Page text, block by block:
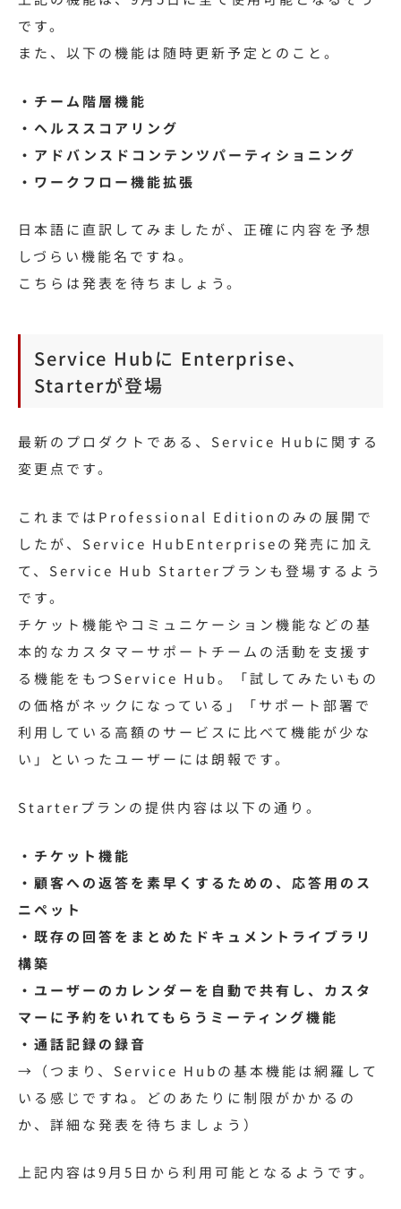
です。
また、以下の機能は随時更新予定とのこと。
・チーム階層機能
・ヘルススコアリング
・アドバンスドコンテンツパーティショニング
・ワークフロー機能拡張
日本語に直訳してみましたが、正確に内容を予想
しづらい機能名ですね。
こちらは発表を待ちましょう。
Service Hubに Enterprise、
Starterが登場
最新のプロダクトである、Service Hubに関する
変更点です。
これまではProfessional Editionのみの展開で
したが、Service HubEnterpriseの発売に加え
て、Service Hub Starterプランも登場するよう
です。
チケット機能やコミュニケーション機能などの基
本的なカスタマーサポートチームの活動を支援す
る機能をもつService Hub。「試してみたいもの
の価格がネックになっている」「サポート部署で
利用している高額のサービスに比べて機能が少な
い」といったユーザーには朗報です。
Starterプランの提供内容は以下の通り。
・チケット機能
・顧客への返答を素早くするための、応答用のス
ニペット
・既存の回答をまとめたドキュメントライブラリ
構築
・ユーザーのカレンダーを自動で共有し、カスタ
マーに予約をいれてもらうミーティング機能
・通話記録の録音
→（つまり、Service Hubの基本機能は網羅して
いる感じですね。どのあたりに制限がかかるの
か、詳細な発表を待ちましょう）
上記内容は9月5日から利用可能となるようです。